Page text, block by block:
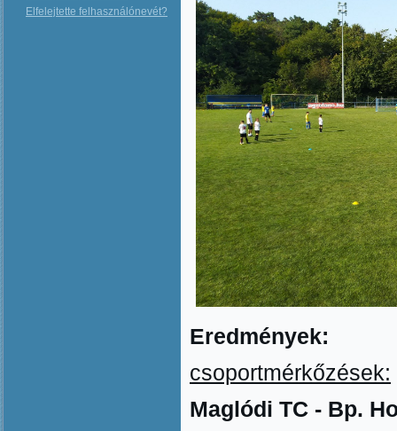
Elfelejtette felhasználónevét?
Eredmények:
csoportmérkőzések:
Maglódi TC - Bp.